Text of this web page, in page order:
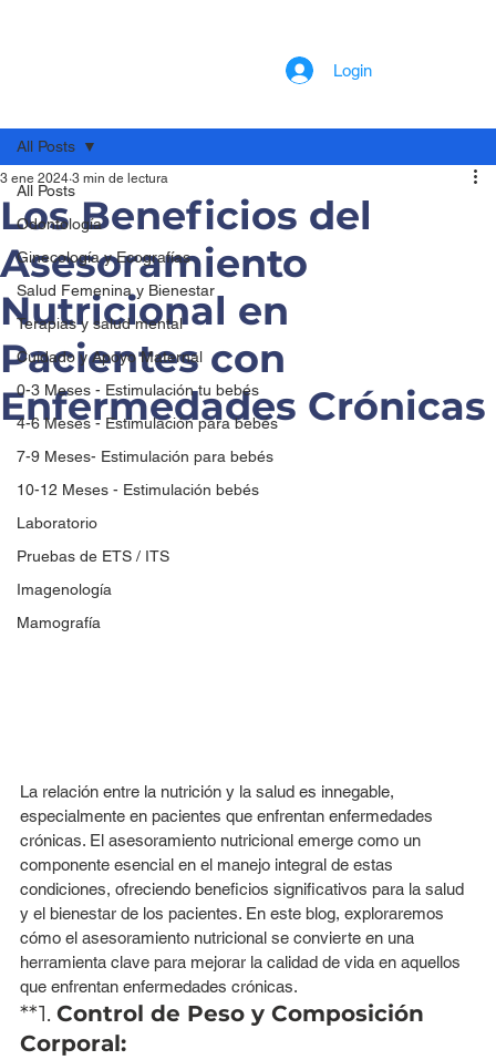
Login
All Posts
Odontología
Ginecología y Ecografías
Salud Femenina y Bienestar
Terapias y salud mental
Cuidado y Apoyo Maternal
0-3 Meses - Estimulación tu bebés
4-6 Meses - Estimulación para bebés
7-9 Meses- Estimulación para bebés
10-12 Meses - Estimulación bebés
Laboratorio
Pruebas de ETS / ITS
Imagenología
Mamografía
All Posts
Los Beneficios del
Asesoramiento
Nutricional en
Pacientes con
Enfermedades Crónicas
3 ene 2024 3 min de lectura
La relación entre la nutrición y la salud es innegable,
especialmente en pacientes que enfrentan enfermedades
crónicas. El asesoramiento nutricional emerge como un
componente esencial en el manejo integral de estas
condiciones, ofreciendo beneficios significativos para la salud
y el bienestar de los pacientes. En este blog, exploraremos
cómo el asesoramiento nutricional se convierte en una
herramienta clave para mejorar la calidad de vida en aquellos
que enfrentan enfermedades crónicas.
**1. Control de Peso y Composición
Corporal: